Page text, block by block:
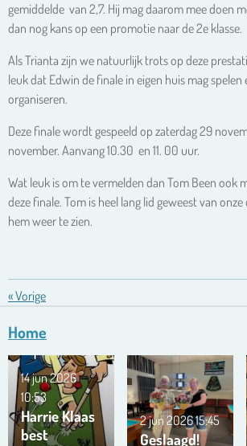
gemiddelde van 2,7. Hij mag daarom mee doen
dan nog kans op een promotie naar de 2e klasse.
Als Trianta zijn we natuurlijk trots op deze
leuk dat Edwin de finale in eigen huis mag
organiseren.
Deze finale wordt gespeeld op zaterdag 29
november. Aanvang 10.30 en 11. 00 uur.
Wat leuk is om te vermelden dan Tom Been ook
deze finale. Tom is heel lang lid geweest van
hem weer te zien.
«Vorige
Home
Harrie Klaas
best
14 jun 2026
10:53
Geslaagd!
2 jun 202615:45